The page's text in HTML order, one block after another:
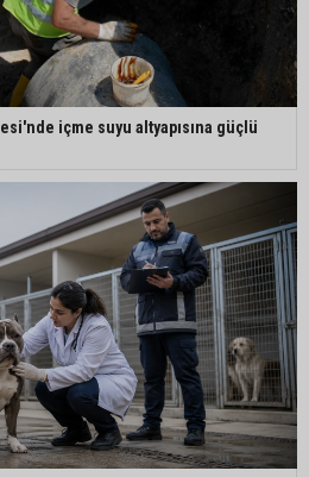
içme suyu altyapısına güçlü